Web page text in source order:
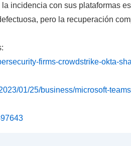
incidencia con sus plataformas
pero la recuperación
firms-crowdstrike-okta-
01/25/business/microsoft-